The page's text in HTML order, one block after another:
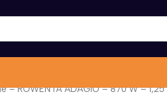
– ROWENTA ADAGIO – 870 W – 1,25